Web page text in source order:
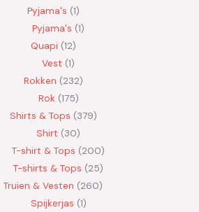
Pyjama's 1
Pyjama's 1
Quapi 12
Vest 1
Rokken 232
Rok 175
Shirts & Tops 379
Shirt
30
T-shirt & Tops
200
T-shirts & Tops
25
Truien & Vesten
260
Spijkerjas 1